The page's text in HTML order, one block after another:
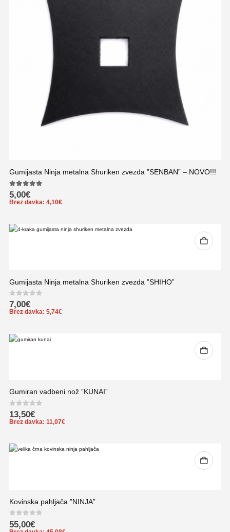
Gumijasta Ninja metalna Shuriken zvezda ”SENBAN” – NOVO!!!
5.00out of 5
5,00€
Brez davka: 4,10€
Gumijasta Ninja metalna Shuriken zvezda ”SHIHO”
0out of 5
7,00€
Brez davka: 5,74€
Gumiran vadbeni nož ”KUNAI”
0out of 5
13,50€
Brez davka: 11,07€
Kovinska pahljača ”NINJA”
0out of 5
55,00€